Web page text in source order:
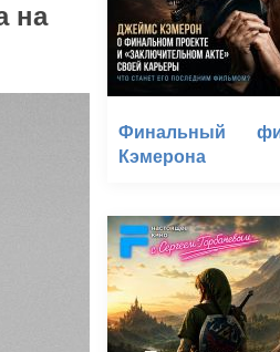
на
Финальный
Кэмерона